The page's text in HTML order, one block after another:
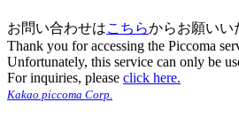
お問い合わせはこちらからお願いい
Thank you for accessing the Piccoma
Unfortunately, this service can only be
For inquiries, please click here.
Kakao piccoma Corp.